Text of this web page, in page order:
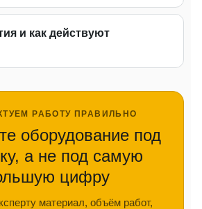
и как действуют
РАБОТУ ПРАВИЛЬНО
оборудование под
а не под самую
цифру
материал, объём работ,